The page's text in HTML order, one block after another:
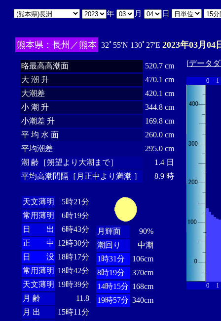
年 月 日
熊本県：長州／熊本 32ﾟ55'N 130ﾟ27'E 2023年03月04
略最高高潮面
520.7 cm
大 潮 升
470.1 cm
大潮差
420.1 cm
小 潮 升
344.8 cm
小潮差 升
169.8 cm
平 均 水 面
260.0 cm
平均潮差
295.0 cm
潮 齢［朔望より大潮まで］
1.4 日
平均高潮間隔［月正中より満潮 ］
8.9 時
天文薄明
5時21分
常用薄明
6時19分
日 出
6時43分
正 中 12時30分
日 没 18時17分
常用薄明 18時42分
天文薄明 19時39分
月 齢
11.8
月 出
15時11分
月輝面
90%
潮回り
中潮
1時31分
106cm
8時19分
370cm
14時15分 168cm
19時57分 340cm
[データ
0 1
0 1